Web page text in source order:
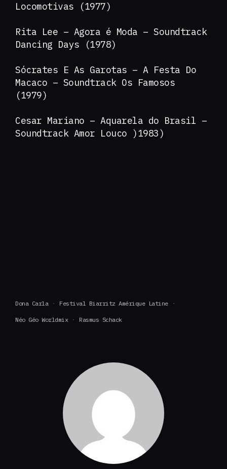
Locomotivas (1977)
Rita Lee – Agora é Moda – Soundtrack
Dancing Days (1978)
Sócrates E As Garotas ‎– A Festa Do
Macaco – Soundtrack Os Famosos
(1979)
Cesar Mariano – Aquarela do Brasil –
Soundtrack Amor Louco )1983)
Dona Carla Festival Biarritz Amérique Latine
Néo Géo Worldmix Rasmus Schack